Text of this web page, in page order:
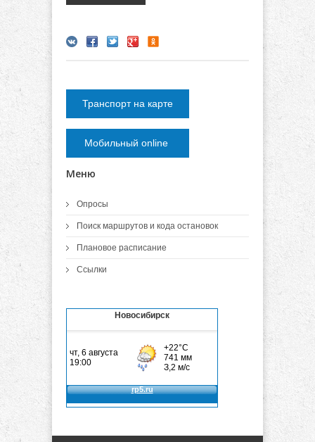
Транспорт на карте
Мобильный online
Меню
Опросы
Поиск маршрутов и кода остановок
Плановое расписание
Ссылки
Новосибирск